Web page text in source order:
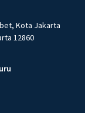
Kota Jakarta
12860